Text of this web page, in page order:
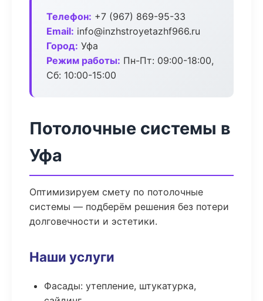
Телефон: +7 (967) 869-95-33
Email: info@inzhstroyetazhf966.ru
Город: Уфа
Режим работы: Пн-Пт: 09:00-18:00,
Сб: 10:00-15:00
Потолочные системы в
Уфа
Оптимизируем смету по потолочные
системы — подберём решения без потери
долговечности и эстетики.
Наши услуги
Фасады: утепление, штукатурка,